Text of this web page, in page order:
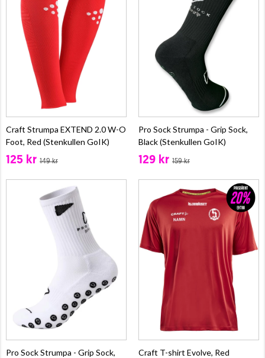
Craft Strumpa EXTEND 2.0 W-O
Foot, Red (Stenkullen GoIK)
125 kr 149 kr
Pro Sock Strumpa - Grip Sock,
Black (Stenkullen GoIK)
129 kr 159 kr
Pro Sock Strumpa - Grip Sock,
Craft T-shirt Evolve, Red